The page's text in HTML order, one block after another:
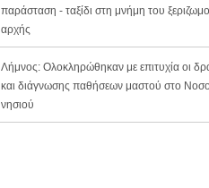
παράσταση - ταξίδι στη μνήμη του
αρχής
Λήμνος: Ολοκληρώθηκαν με επιτυχία οι
και διάγνωσης παθήσεων μαστού στο
νησιού